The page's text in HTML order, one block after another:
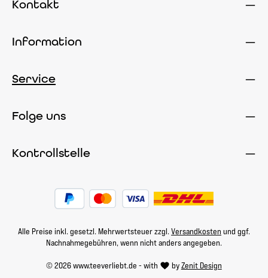
Kontakt
Information
Service
Folge uns
Kontrollstelle
© 2026 www.teeverliebt.de - with byZenit Design
Alle Preise inkl. gesetzl. Mehrwertsteuer zzgl. Versandkosten und ggf.
Nachnahmegebühren, wenn nicht anders angegeben.